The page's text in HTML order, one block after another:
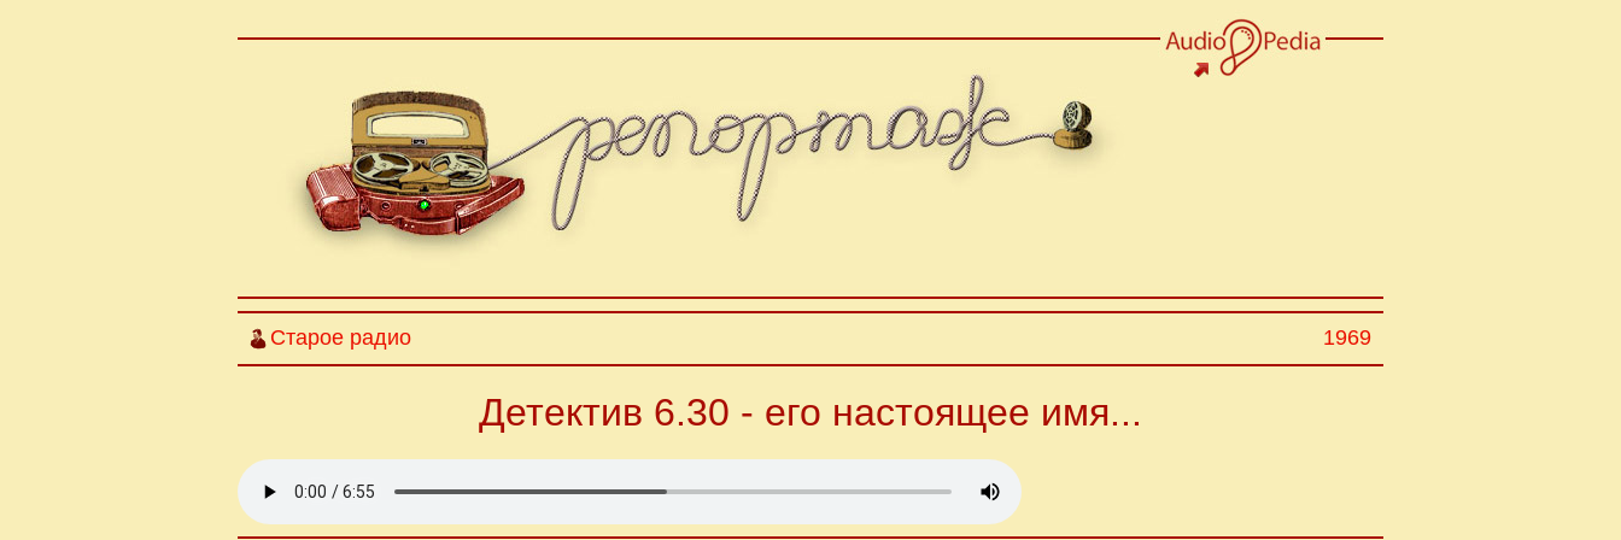
Старое радио 1969
Детектив 6.30 - его настоящее имя...